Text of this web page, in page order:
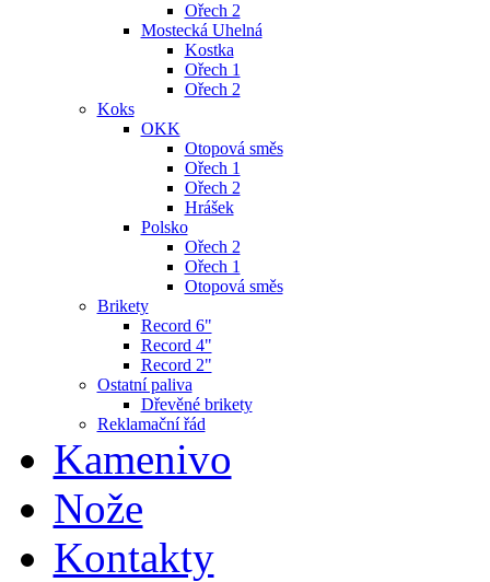
Ořech 2
Mostecká Uhelná
Kostka
Ořech 1
Ořech 2
Koks
OKK
Otopová směs
Ořech 1
Ořech 2
Hrášek
Polsko
Ořech 2
Ořech 1
Otopová směs
Brikety
Record 6"
Record 4"
Record 2"
Ostatní paliva
Dřevěné brikety
Reklamační řád
Kamenivo
Nože
Kontakty